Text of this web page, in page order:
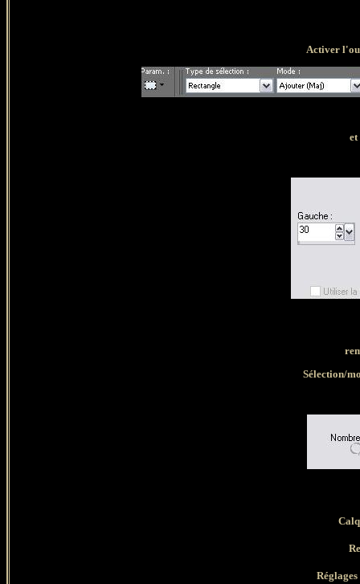
Activer
et
Sélection/